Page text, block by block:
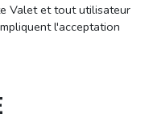
Valet et tout utilisateur
l'acceptation